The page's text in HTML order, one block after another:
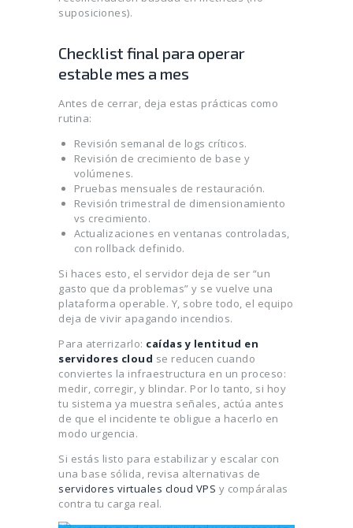
suposiciones).
Checklist final para operar
estable mes a mes
Antes de cerrar, deja estas prácticas como
rutina:
Revisión semanal de logs críticos.
Revisión de crecimiento de base y
volúmenes.
Pruebas mensuales de restauración.
Revisión trimestral de dimensionamiento
vs crecimiento.
Actualizaciones en ventanas controladas,
con rollback definido.
Si haces esto, el servidor deja de ser “un
gasto que da problemas” y se vuelve una
plataforma operable. Y, sobre todo, el equipo
deja de vivir apagando incendios.
Para aterrizarlo: caídas y lentitud en
servidores cloud se reducen cuando
conviertes la infraestructura en un proceso:
medir, corregir, y blindar. Por lo tanto, si hoy
tu sistema ya muestra señales, actúa antes
de que el incidente te obligue a hacerlo en
modo urgencia.
Si estás listo para estabilizar y escalar con
una base sólida, revisa alternativas de
servidores virtuales cloud VPS y compáralas
contra tu carga real.